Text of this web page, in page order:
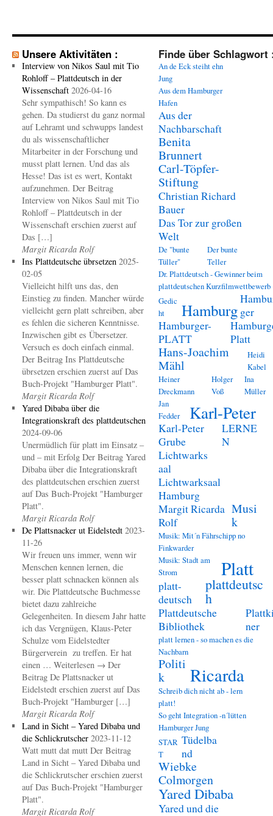
Unsere Aktivitäten :
Interview von Nikos Saul mit Tio
Rohloff – Plattdeutsch in der
Wissenschaft 2026-04-16
Sehr sympathisch! So kann es
gehen. Da studierst du ganz normal
auf Lehramt und schwupps landest
du als wissenschaftlicher
Mitarbeiter in der Forschung und
musst platt lernen. Und das als
Hesse! Das ist es wert, Kontakt
aufzunehmen. Der Beitrag
Interview von Nikos Saul mit Tio
Rohloff – Plattdeutsch in der
Wissenschaft erschien zuerst auf
Das […]
Margit Ricarda Rolf
Ins Plattdeutsche übrsetzen 2025-
02-05
Vielleicht hilft uns das, den
Einstieg zu finden. Mancher würde
vielleicht gern platt schreiben, aber
es fehlen die sicheren Kenntnisse.
Inzwischen gibt es Übersetzer.
Versuch es doch einfach einmal.
Der Beitrag Ins Plattdeutsche
übrsetzen erschien zuerst auf Das
Buch-Projekt "Hamburger Platt".
Margit Ricarda Rolf
Yared Dibaba über die
Integrationskraft des plattdeutschen
2024-09-06
Unermüdlich für platt im Einsatz –
und – mit Erfolg Der Beitrag Yared
Dibaba über die Integrationskraft
des plattdeutschen erschien zuerst
auf Das Buch-Projekt "Hamburger
Platt".
Margit Ricarda Rolf
De Plattsnacker ut Eidelstedt 2023-
11-26
Wir freuen uns immer, wenn wir
Menschen kennen lernen, die
besser platt schnacken können als
wir. Die Plattdeutsche Buchmesse
bietet dazu zahlreiche
Gelegenheiten. In diesem Jahr hatte
ich das Vergnügen, Klaus-Peter
Schulze vom Eidelstedter
Bürgerverein zu treffen. Er hat
einen … Weiterlesen → Der
Beitrag De Plattsnacker ut
Eidelstedt erschien zuerst auf Das
Buch-Projekt "Hamburger […]
Margit Ricarda Rolf
Land in Sicht – Yared Dibaba und
die Schlickrutscher 2023-11-12
Watt mutt dat mutt Der Beitrag
Land in Sicht – Yared Dibaba und
die Schlickrutscher erschien zuerst
auf Das Buch-Projekt "Hamburger
Platt".
Margit Ricarda Rolf
Finde über Schlagwort
An de Eck steiht ehn
Jung
Aus dem Hamburger
Hafen
Aus der
Nachbarschaft
Benita
Brunnert
Carl-Töpfer-
Stiftung
Christian Richard
Bauer
Das Tor zur großen
Welt
De "bunte
Tüller"
Der bunte
Teller
Dr. Plattdeutsch - Gewinner beim
plattdeutschen Kurzfilmwettbewerb
Gedic
ht
Hamburg ger
Hamburger-
PLATT
Platt
Hans-Joachim
Mähl
Heidi
Kabel
Heiner
Dreckmann
Holger
Voß
Ina
Müller
Jan
Fedder
Karl-Peter
Karl-Peter
Grube
LERNE
N
Lichtwarks
aal
Lichtwarksaal
Hamburg
Margit Ricarda
Rolf
Musi
k
Musik: Mit´n Fährschipp no
Finkwarder
Musik: Stadt am
Strom
Platt
platt-
deutsch
plattdeutsc
h
Plattdeutsche
Bibliothek
ner
platt lernen - so machen es die
Nachbarn
Politi
k
Ricarda
Schreib dich nicht ab - lern
platt!
So geht Integration -n´lütten
Hamburger Jung
STAR
T
Tüdelba
nd
Wiebke
Colmorgen
Yared Dibaba
Yared und die